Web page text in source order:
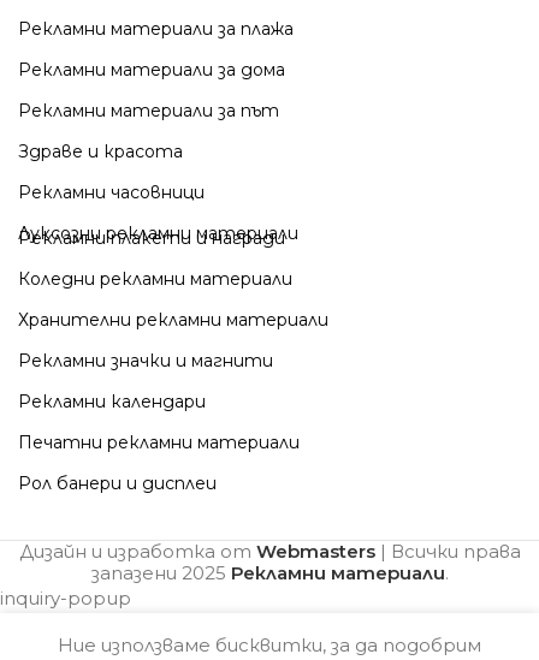
Рекламни материали за плажа
Рекламни материали за дома
Рекламни материали за път
Здраве и красота
Рекламни часовници
Луксозни рекламни материали
Рекламни плакети и награди
Коледни рекламни материали
Хранителни рекламни материали
Рекламни значки и магнити
Рекламни календари
Печатни рекламни материали
Рол банери и дисплеи
Дизайн и изработка от Webmasters| Всички права
запазени 2025 Рекламни материали.
inquiry-popup
Ние използваме бисквитки, за да подобрим